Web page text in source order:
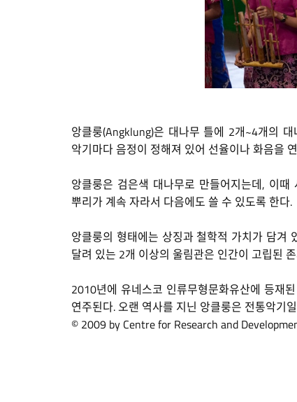
앙클룽(Angklung)은 대나무 틀에 2개~4개의
악기마다 음정이 정해져 있어 선율이나 화음을
앙클룽은 검은색 대나무로 만들어지는데, 이
뿌리가 계속 자라서 다음에도 쓸 수 있도록 한다.
앙클룽의 형태에는 상징과 철학적 가치가 담겨
달려 있는 2개 이상의 울림관은 인간이 고립된
2010년에 유네스코 인류무형문화유산에 등재
연주된다. 오랜 역사를 지닌 앙클룽은 전통악기
© 2009 by Centre for Research and